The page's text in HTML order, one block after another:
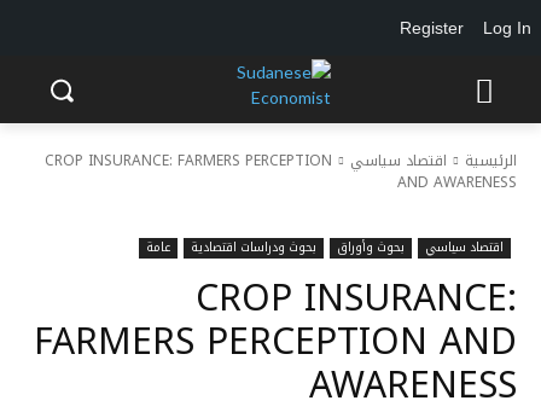
الرئيسية اقتصاد سياسي
CROP INSURANCE: FARMERS PERCEPTION
AND AWARENESS
اقتصاد سياسي بحوث وأوراق بحوث ودراسات اقتصادية عامة
CROP INSURANCE:
FARMERS PERCEPTION AND
AWARENESS
Log In
Register